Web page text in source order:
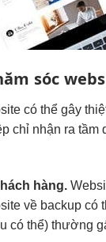
sóc
có thể gây
chỉ nhận ra
hàng.
về backup
có thể) thường